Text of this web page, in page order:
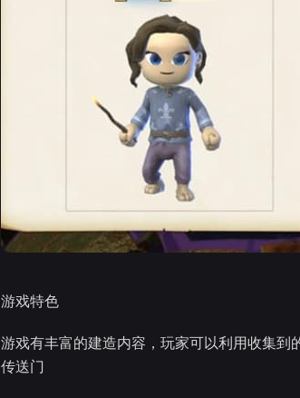
游戏特色
游戏有丰富的建造内容，玩家可以利用收集
传送门